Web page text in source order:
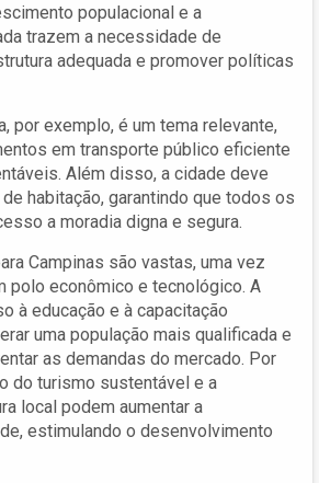
populacional e a
trazem a necessidade de
adequada e promover políticas
por exemplo, é um tema relevante,
em transporte público eficiente
Além disso, a cidade deve
habitação, garantindo que todos os
a moradia digna e segura.
Campinas são vastas, uma vez
polo econômico e tecnológico. A
à educação e à capacitação
uma população mais qualificada e
as demandas do mercado. Por
do turismo sustentável e a
local podem aumentar a
estimulando o desenvolvimento